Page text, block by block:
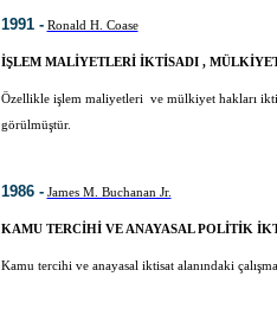
1991 - Ronald H. Coase
İŞLEM MALİYETLERİ İKTİSADI ,
Özellikle işlem maliyetleri ve mülkiyet hakları
görülmüştür.
1986 - James M. Buchanan Jr.
KAMU TERCİHİ VE ANAYASAL POLİTİK
Kamu tercihi ve anayasal iktisat alanındaki